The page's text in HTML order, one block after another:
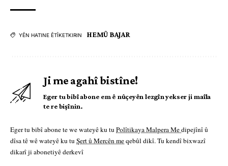
YÊN HATINE ÊTÎKETKIRIN HEMÛ BAJAR
Ji me agahî bistîne!
Eger tu bibî abone em ê nûçeyên lezgîn yekser ji maîla
te re bişînin.
Eger tu bibî abone te we wateyê ku tu Polîtikaya Malpera Medipejînî û
dîsa tê wê wateyê ku tu Şert û Mercên meqebûl dikî. Tu kendî bixwazî
dikarî ji abonetiyê derkevî